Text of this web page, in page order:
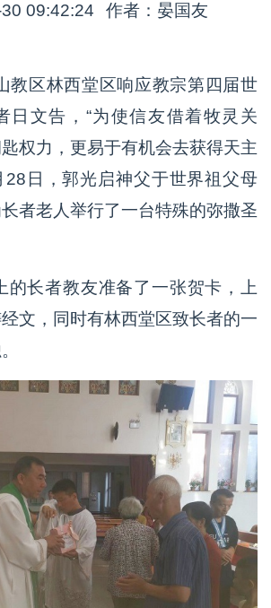
09:42:24 作者：晏国友
教区林西堂区响应教宗第四届世
日文告，“为使信友借着牧灵关
权力，更易于有机会去获得天主
28日，郭光启神父于世界祖父母
者老人举行了一台特殊的弥撒圣
的长者教友准备了一张贺卡，上
文，同时有林西堂区致长者的一